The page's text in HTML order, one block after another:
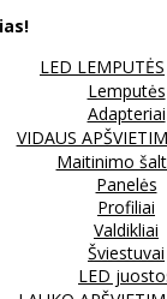
LED LEMPUTĖS
Lemputės
Adapteriai
VIDAUS
Maitinimo
Panelės
Profiliai
Valdikliai
Šviestuvai
LED